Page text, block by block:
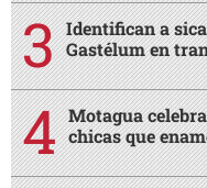
Identifican a
Gastélum en
Motagua
chicas que